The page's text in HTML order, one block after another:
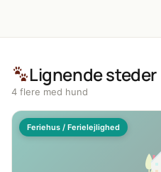
Lignende
4 flere med hund
Feriehus / Ferielejlighed